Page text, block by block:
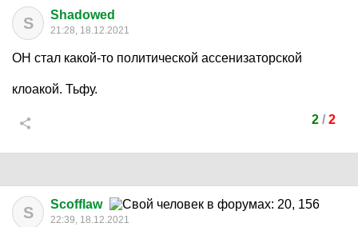
S Shadowed
21:28, 18.12.2021
ОН стал какой-то политической ассенизаторской
клоакой. Тьфу.
2/ 2
S Scofflaw
22:39, 18.12.2021